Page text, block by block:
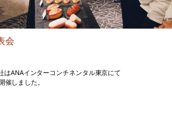
会
ANAインターコンチネンタル東京にて
催しました。